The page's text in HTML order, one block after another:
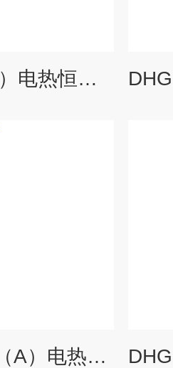
DHG-9140（A）电热恒温鼓风干燥箱
DHG-9202-00（A）电热恒温鼓风干燥箱报价,电热鼓风干燥箱直销,电热恒温干燥箱厂家